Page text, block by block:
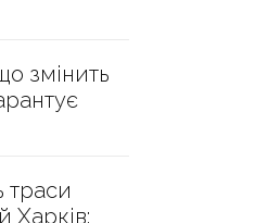
змінить
Харків: